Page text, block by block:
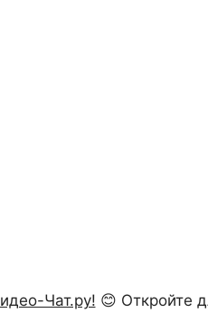
Чат.ру! 😊 Откройте